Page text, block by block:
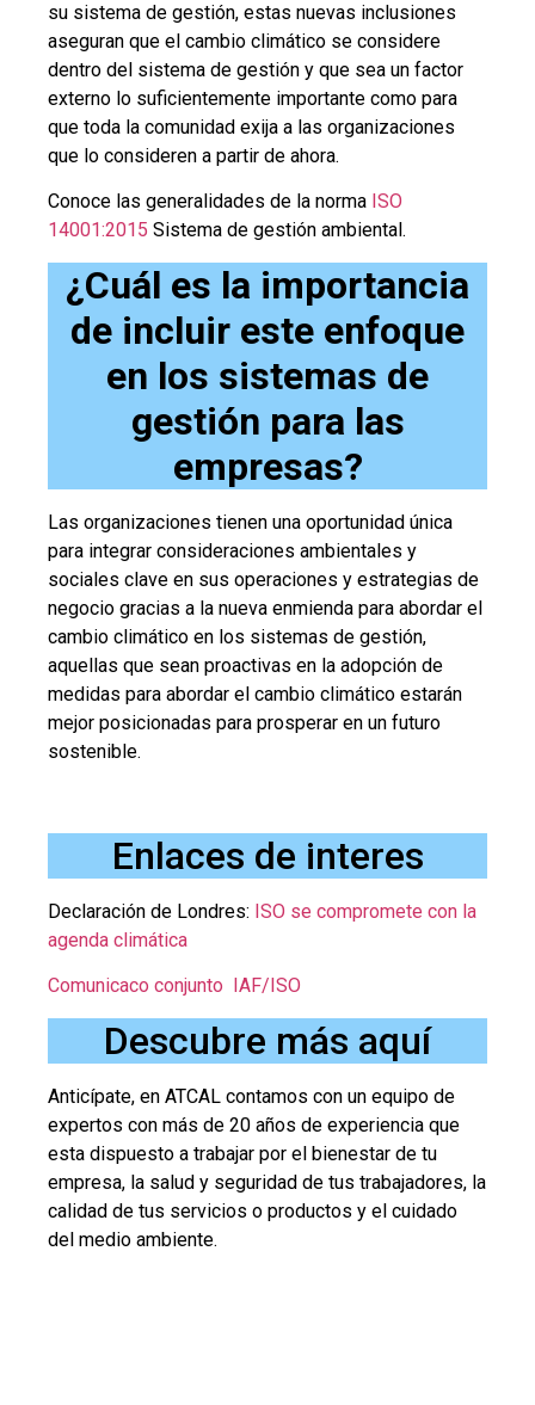
su sistema de gestión, estas nuevas inclusiones
aseguran que el cambio climático se considere
dentro del sistema de gestión y que sea un factor
externo lo suficientemente importante como para
que toda la comunidad exija a las organizaciones
que lo consideren a partir de ahora.
Conoce las generalidades de la norma ISO
14001:2015 Sistema de gestión ambiental.
¿Cuál es la importancia
de incluir este enfoque
en los sistemas de
gestión para las
empresas?
Las organizaciones tienen una oportunidad única
para integrar consideraciones ambientales y
sociales clave en sus operaciones y estrategias de
negocio gracias a la nueva enmienda para abordar el
cambio climático en los sistemas de gestión,
aquellas que sean proactivas en la adopción de
medidas para abordar el cambio climático estarán
mejor posicionadas para prosperar en un futuro
sostenible.
Enlaces de interes
Declaración de Londres: ISO se compromete con la
agenda climática
Comunicaco conjunto IAF/ISO
Descubre más aquí
Anticípate, en ATCAL contamos con un equipo de
expertos con más de 20 años de experiencia que
esta dispuesto a trabajar por el bienestar de tu
empresa, la salud y seguridad de tus trabajadores, la
calidad de tus servicios o productos y el cuidado
del medio ambiente.